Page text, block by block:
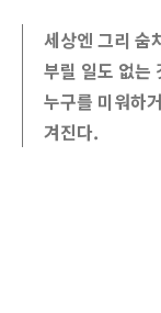
세상엔 그리 숨
부릴 일도 없는
누구를 미워하
겨진다.